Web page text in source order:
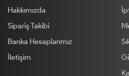
Hakkımızda
Sipariş Takibi
Banka Hesaplarımız
İletişim